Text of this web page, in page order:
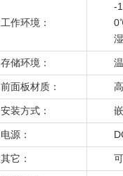
工作环境：
-
存储环境：
前面板材质：
安装方式：
电源：
其它：